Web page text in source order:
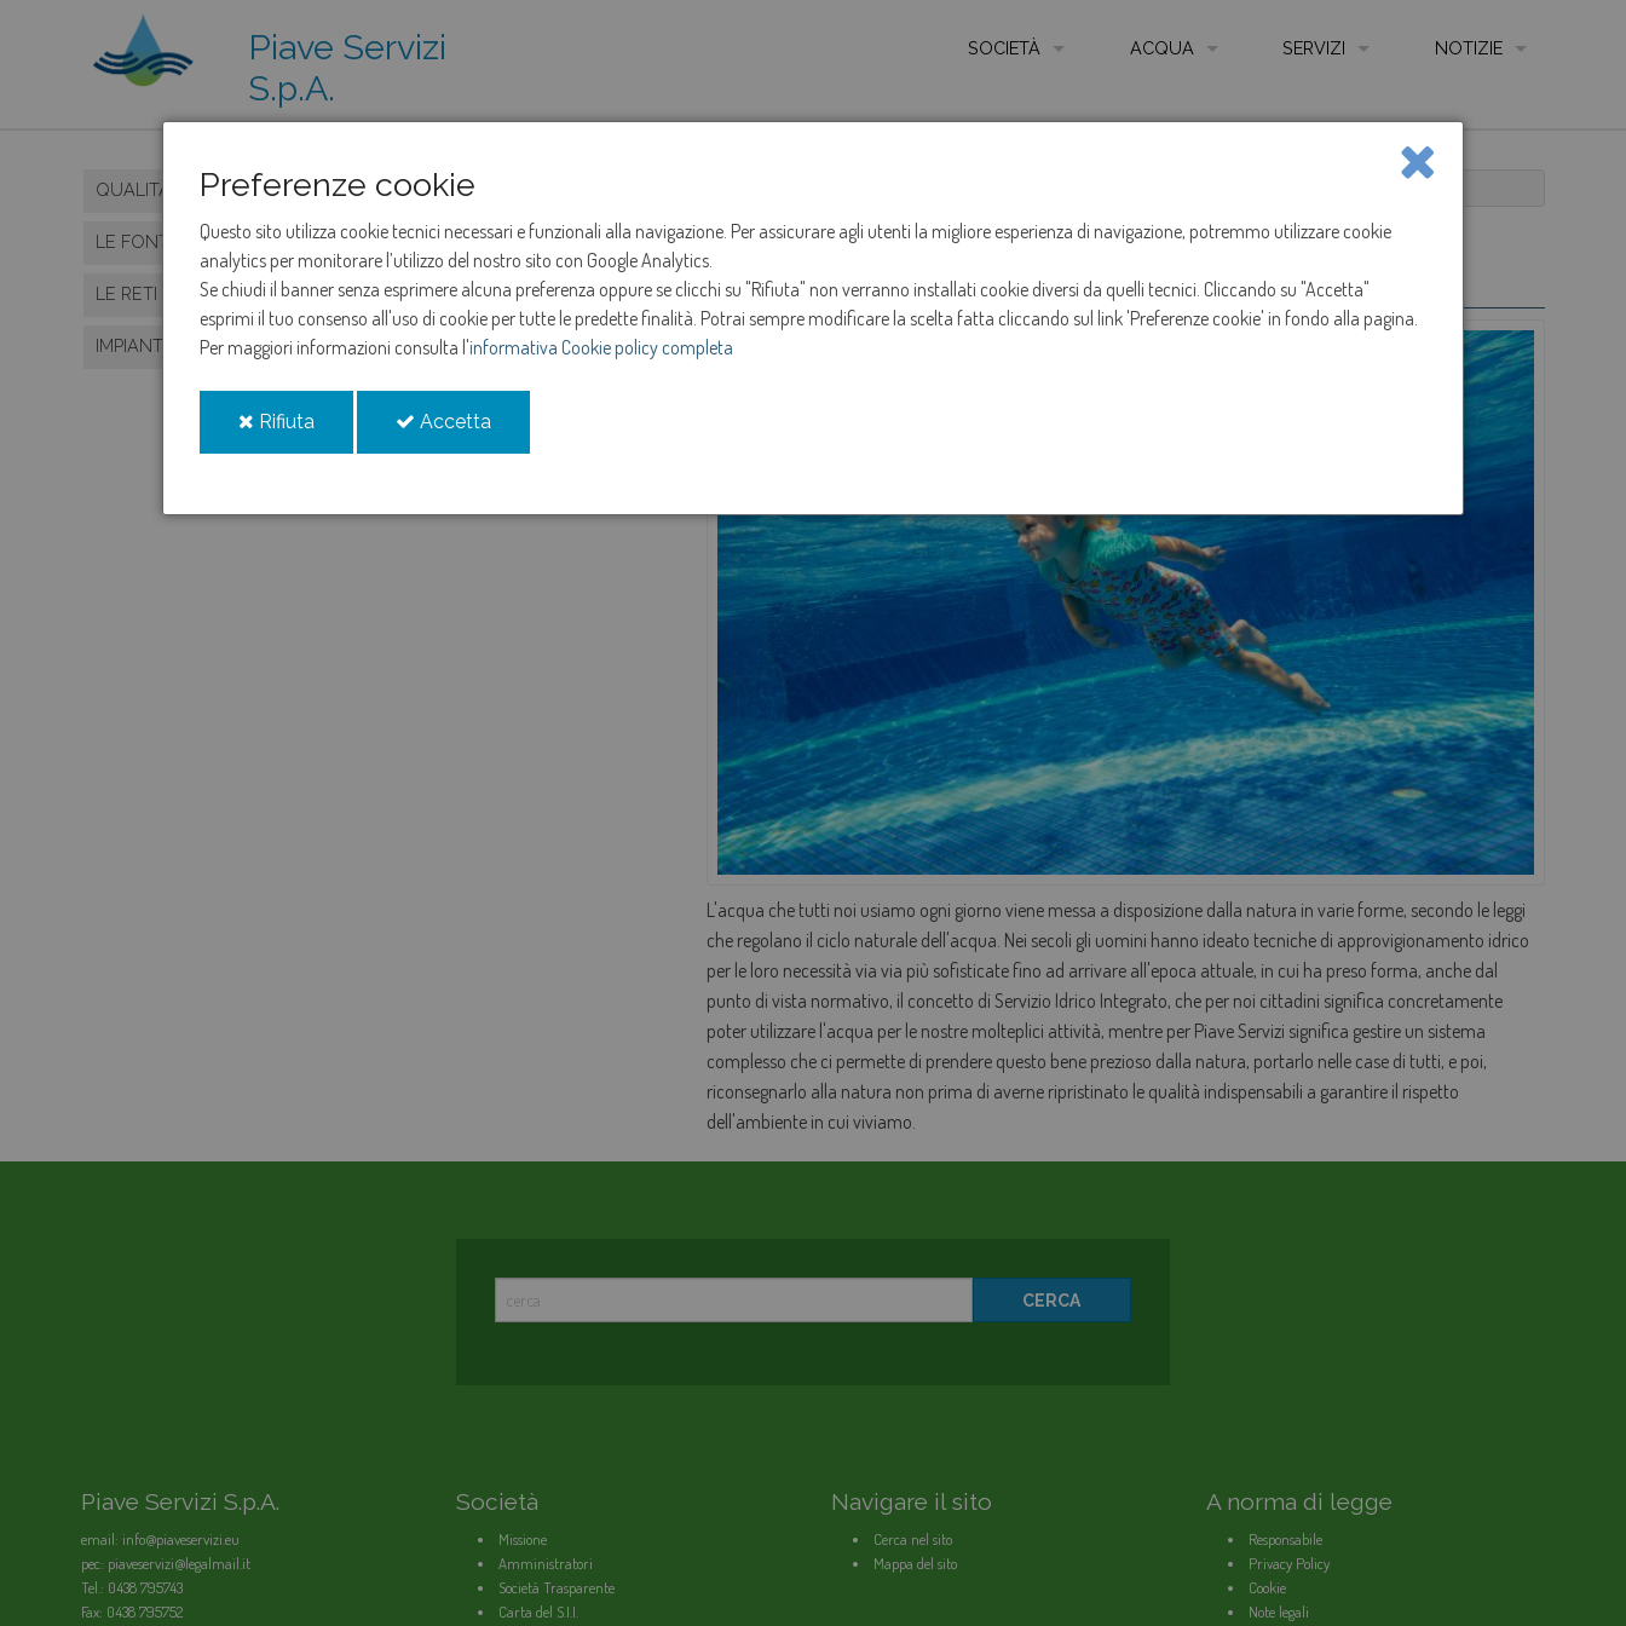
Preferenze cookie
Questo sito utilizza cookie tecnici necessari e funzionali alla navigazione. Per assicurare agli utenti la migliore esperienza di navigazione, potremmo utilizzare cookie
analytics per monitorare l’utilizzo del nostro sito con Google Analytics.
Se chiudi il banner senza esprimere alcuna preferenza oppure se clicchi su "Rifiuta" non verranno installati cookie diversi da quelli tecnici. Cliccando su "Accetta"
esprimi il tuo consenso all'uso di cookie per tutte le predette finalità. Potrai sempre modificare la scelta fatta cliccando sul link 'Preferenze cookie' in fondo alla pagina.
Per maggiori informazioni consulta l'informativa Cookie policy completa
Rifiuta Accetta
Piave Servizi
S.p.A.
SOCIETÀ
MISSIONE
MODELLO DI ORGANIZZAZIONE GESTIONE E CONTROLLO - CODICE ETICO
ACQUA
QUALITÀ DELL'ACQUA
SERVIZI
AUTOLETTURA CONTATORE ONLINE
COME LEGGERE IL CONTATORE
CONTATTI, UFFICI, SPORTELLI E ORARI
PERDITE OCCULTE - FONDO ACQUA PER TE
BOLLETTA SEMPLICE
GLOSSARIO
QUALITÀ CONTRATTUALE
CONCILIAZIONE
CASA DELL'ACQUA
MICROFINANZIAMENTI PER ALLACCI FOGNARI
NOTIZIE
NEWS
QUALITÀ DELL'ACQUA
LE FONTI
LE RETI
IMPIANTI DI DEPURAZIONE
Acqua
L'acqua che tutti noi usiamo ogni giorno viene messa a disposizione dalla natura in varie forme, secondo le leggi
che regolano il ciclo naturale dell'acqua. Nei secoli gli uomini hanno ideato tecniche di approvigionamento idrico
per le loro necessità via via più sofisticate fino ad arrivare all'epoca attuale, in cui ha preso forma, anche dal
punto di vista normativo, il concetto di Servizio Idrico Integrato, che per noi cittadini significa concretamente
poter utilizzare l'acqua per le nostre molteplici attività, mentre per Piave Servizi significa gestire un sistema
complesso che ci permette di prendere questo bene prezioso dalla natura, portarlo nelle case di tutti, e poi,
riconsegnarlo alla natura non prima di averne ripristinato le qualità indispensabili a garantire il rispetto
dell'ambiente in cui viviamo.
CERCA
Piave Servizi S.p.A.
email: info@piaveservizi.eu
pec: piaveservizi@legalmail.it
Tel.: 0438 795743
Fax: 0438 795752
Società
Missione
Amministratori
Società Trasparente
Carta del S.I.I.
Navigare il sito
Cerca nel sito
Mappa del sito
A norma di legge
Responsabile
Privacy Policy
Cookie
Note legali